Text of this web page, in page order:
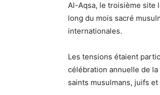
Al-Aqsa, le troisième site
long du mois sacré
internationales.
Les tensions étaient
célébration annuelle de
saints musulmans, juifs